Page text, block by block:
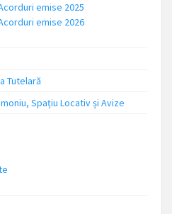
emise 2025
emise 2026
Tutelară
Spațiu Locativ și Avize